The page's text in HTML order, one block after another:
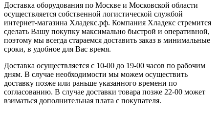
Доставка оборудования по Москве и Московской области
осуществляется собственной логистической службой
интернет-магазина Хладекс.рф. Компания Хладекс стремится
сделать Вашу покупку максимально быстрой и оперативной,
поэтому мы всегда стараемся доставить заказ в минимальные
сроки, в удобное для Вас время.
Доставка осуществляется с 10-00 до 19-00 часов по рабочим
дням. В случае необходимости мы можем осуществить
доставку позже или раньше указанного времени по
согласованию. В случае доставки товара позже 22-00 может
взиматься дополнительная плата с покупателя.